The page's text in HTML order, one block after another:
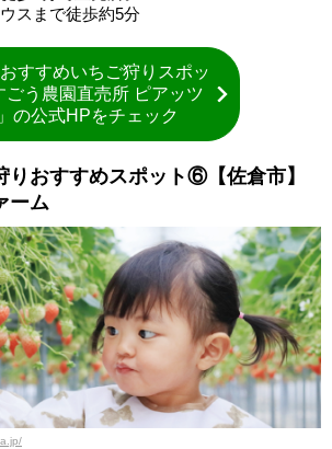
スまで徒歩約5分
すすめいちご狩りスポッ
ごう農園直売所 ピアッツ
の公式HPをチェック
りおすすめスポット⑥【佐倉市】
ーム